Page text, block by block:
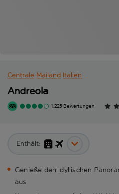
Centrale Mailand Italien
Andreola
1.225 Bewertungen
Enthält:
Genieße den idyllischen
aus